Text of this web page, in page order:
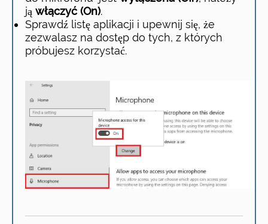
ją włączyć (On).
Sprawdź listę aplikacji i upewnij się, że
zezwalasz na dostęp do tych, z których
próbujesz korzystać.